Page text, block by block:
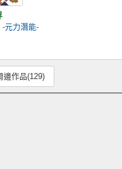
-元力潛能-
邊作品(129)